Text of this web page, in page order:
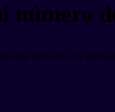
número
que estés en una